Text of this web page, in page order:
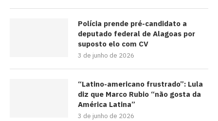
Polícia prende pré-candidato a
deputado federal de Alagoas por
suposto elo com CV
3 de junho de 2026
“Latino-americano frustrado”: Lula
diz que Marco Rubio “não gosta da
América Latina”
3 de junho de 2026